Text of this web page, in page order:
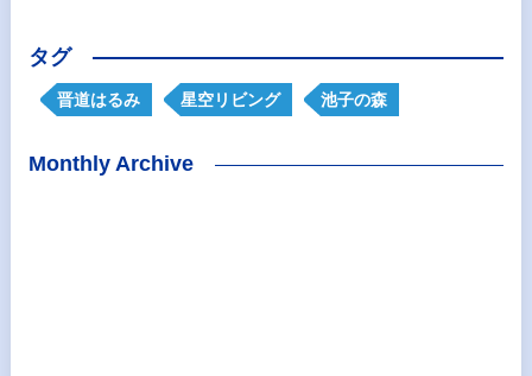
タグ
晋道はるみ 星空リビング 池子の森
Monthly Archive